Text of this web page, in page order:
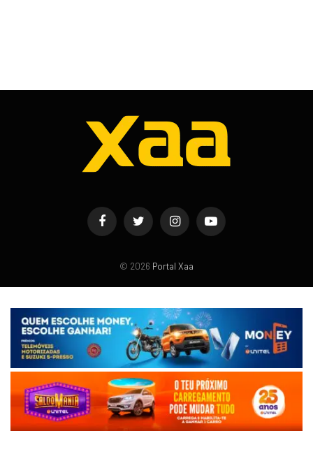
FacebookTwitter InstagramYouTube
© 2026 Portal Xaa